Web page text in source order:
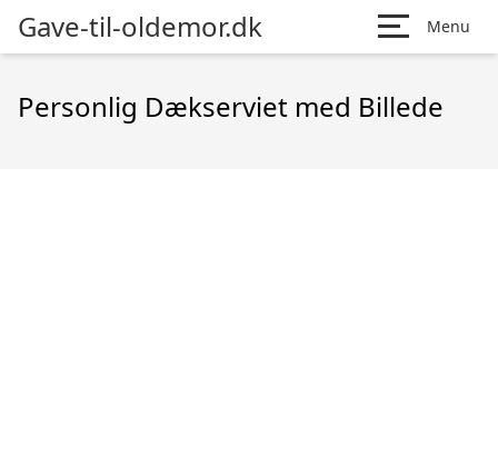
Gave-til-oldemor.dk Menu
Personlig Dækserviet med Billede